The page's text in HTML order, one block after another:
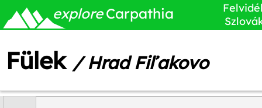
explore Carpathia
Fülek / Hrad Fiľakovo